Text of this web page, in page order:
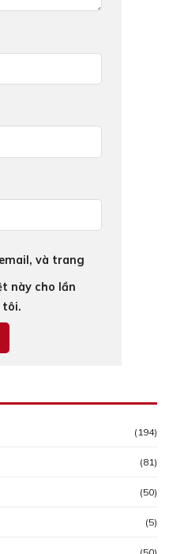
và trang
này cho lần
tôi.
(194)
(81)
(50)
(5)